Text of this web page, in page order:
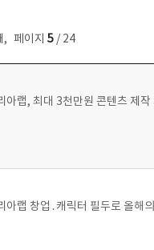
, 페이지 5/ 24
아랩, 최대 3천만원 콘텐츠 제작
아랩 창업․캐릭터 필두로 올해